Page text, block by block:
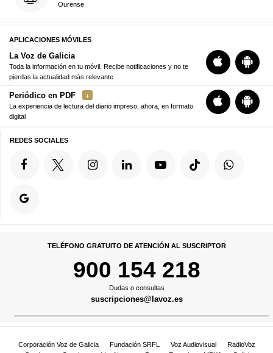
Ourense
APLICACIONES MÓVILES
La Voz de Galicia
Toda la información en tu móvil. Recibe notificaciones y no te
pierdas la actualidad más relevante
Periódico en PDF
La experiencia de lectura del diario impreso, ahora, en formato
digital
REDES SOCIALES
TELÉFONO GRATUITO DE ATENCIÓN AL SUSCRIPTOR
900 154 218
Dudas o consultas
suscripciones@lavoz.es
Corporación Voz de Galicia Fundación SRFL Voz Audiovisual
RadioVoz